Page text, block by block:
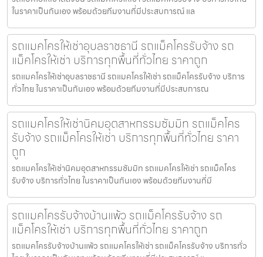
ในราคาเป็นกันเอง พร้อมด้วยทีมงานที่มีประสบการณ์ แล
รถแมคโครให้เช่าอุบลราชธานี รถแม็คโครรับจ้าง รถ
แม็คโครให้เช่า บริการทุกพื้นที่ทั่วไทย ราคาถูก
รถแมคโครให้เช่าอุบลราชธานี รถแมคโครให้เช่า รถแม็คโครรับจ้าง บริการ
ทั่วไทย ในราคาเป็นกันเอง พร้อมด้วยทีมงานที่มีประสบการณ
รถแมคโครให้เช่านิคมอุตสาหกรรมซัมมิท รถแม็คโคร
รับจ้าง รถแม็คโครให้เช่า บริการทุกพื้นที่ทั่วไทย ราคา
ถูก
รถแมคโครให้เช่านิคมอุตสาหกรรมซัมมิท รถแมคโครให้เช่า รถแม็คโคร
รับจ้าง บริการทั่วไทย ในราคาเป็นกันเอง พร้อมด้วยทีมงานที่มี
รถแมคโครรับจ้างบ้านแพ้ว รถแม็คโครรับจ้าง รถ
แม็คโครให้เช่า บริการทุกพื้นที่ทั่วไทย ราคาถูก
รถแมคโครรับจ้างบ้านแพ้ว รถแมคโครให้เช่า รถแม็คโครรับจ้าง บริการทั่ว